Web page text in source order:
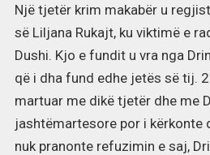
Një tjetër krim makabër u
së Liljana Rukajt, ku viktimë e
Dushi. Kjo e fundit u vra nga
që i dha fund edhe jetës së tij.
martuar me dikë tjetër dhe me
jashtëmartesore por i kërkonte
nuk pranonte refuzimin e saj,